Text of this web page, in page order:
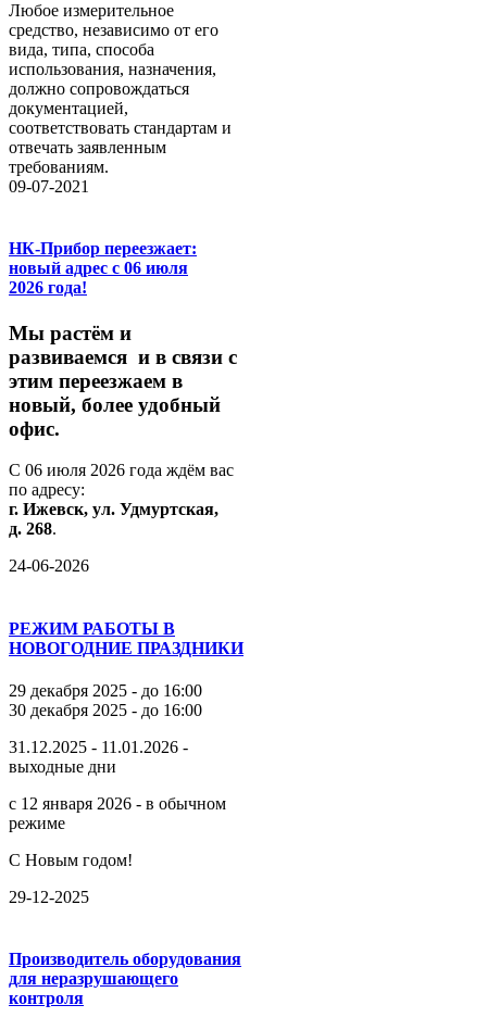
Любое измерительное
средство, независимо от его
вида, типа, способа
использования, назначения,
должно сопровождаться
документацией,
соответствовать стандартам и
отвечать заявленным
требованиям.
09-07-2021
НК-Прибор переезжает:
новый адрес с 06 июля
2026 года!
Мы растём и
развиваемся и в связи с
этим переезжаем в
новый, более удобный
офис.
С 06 июля 2026 года ждём вас
по адресу:
г. Ижевск, ул. Удмуртская,
д. 268.
24-06-2026
РЕЖИМ РАБОТЫ В
НОВОГОДНИЕ ПРАЗДНИКИ
29 декабря 2025 - до 16:00
30 декабря 2025 - до 16:00
31.12.2025 - 11.01.2026 -
выходные дни
с 12 января 2026 - в обычном
режиме
С Новым годом!
29-12-2025
Производитель оборудования
для неразрушающего
контроля